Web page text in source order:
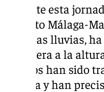
Durante esta
trayecto Málaga-
intensas lluvias,
delantera a la
viajeros han sido
Málaga y han